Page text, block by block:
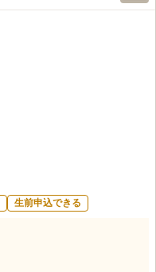
生前申込できる